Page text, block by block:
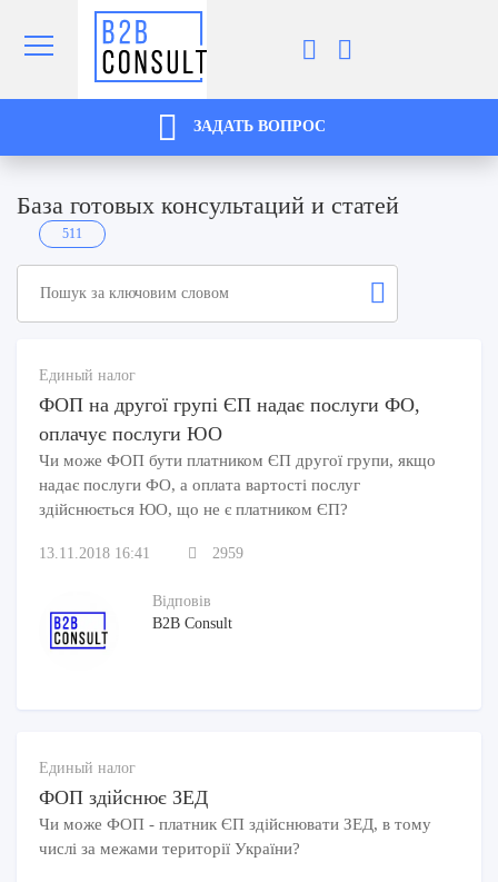
ЗАДАТЬ ВОПРОС
База готовых консультаций и статей
511
Единый налог
ФОП на другої групі ЄП надає послуги ФО,
оплачує послуги ЮО
Чи може ФОП бути платником ЄП другої групи, якщо
надає послуги ФО, а оплата вартості послуг
здійснюється ЮО, що не є платником ЄП?
13.11.2018 16:41 2959
Відповів
B2B Consult
Единый налог
ФОП здійснює ЗЕД
Чи може ФОП - платник ЄП здійснювати ЗЕД, в тому
числі за межами території України?